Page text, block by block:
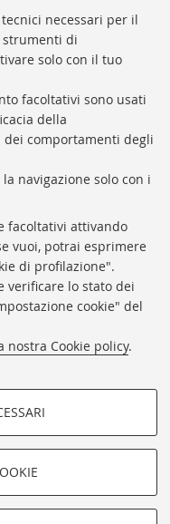
necessari per il
strumenti di
solo con il tuo
facoltativi sono usati
della
comportamenti degli
navigazione solo con i
facoltativi attivando
vuoi, potrai esprimere
di profilazione".
verificare lo stato dei
cookie" del
nostra Cookie policy.
al loro comportamento
Pumpo